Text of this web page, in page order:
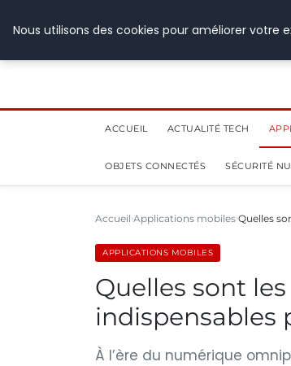
ACCUEIL ACTUALITÉ TECH
OBJETS CONNECTÉS SÉCURITÉ
Accueil Applications mobiles Quelles
APPLICATIONS MOBILES
Quelles sont
indispensables
À l’ère du numérique
Nous utilisons des cookies pour améliorer